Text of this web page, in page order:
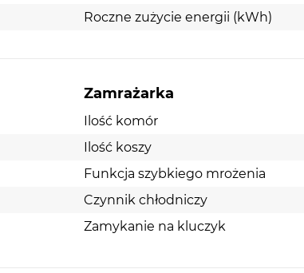
Roczne zużycie energii (kWh)
Zamrażarka
Ilość komór
Ilość koszy
Funkcja szybkiego mrożenia
Czynnik chłodniczy
Zamykanie na kluczyk